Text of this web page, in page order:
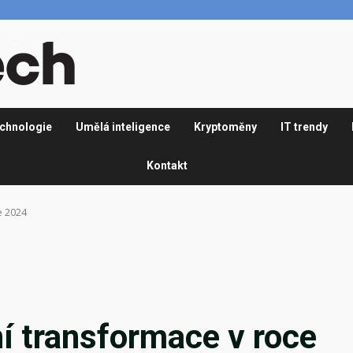
Umělá inteligence Kryptoměny IT trendy
Kontakt
2024
transformace v roce